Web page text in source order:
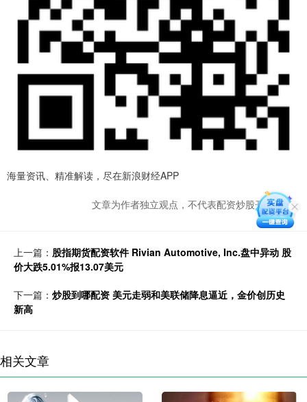
海量资讯、精准解读，尽在新浪财经APP
文章为作者独立观点，不代表配资炒股开户观点
上一篇： 股指期货配资软件 Rivian Automotive, Inc.盘中异动 股
价大跌5.01%报13.07美元
下一篇： 炒股到哪配资 美元走弱和美联储降息逼近，金价创历史
新高
相关文章